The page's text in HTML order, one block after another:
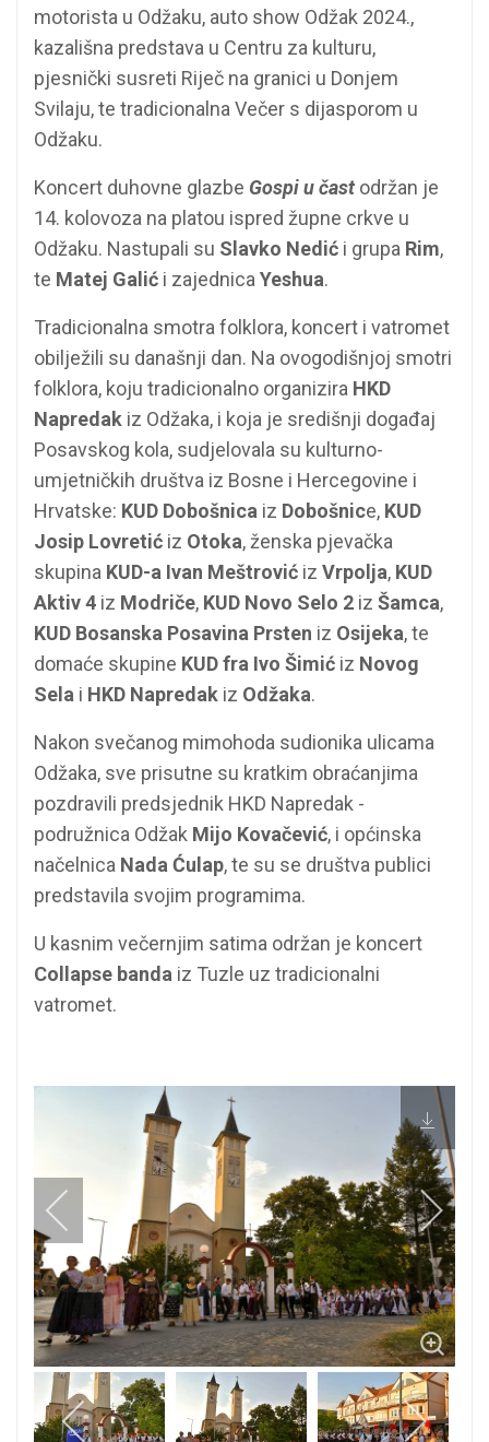
motorista u Odžaku, auto show Odžak 2024.,
kazališna predstava u Centru za kulturu,
pjesnički susreti Riječ na granici u Donjem
Svilaju, te tradicionalna Večer s dijasporom u
Odžaku.
Koncert duhovne glazbe Gospi u čast održan je
14. kolovoza na platou ispred župne crkve u
Odžaku. Nastupali su Slavko Nedić i grupa Rim,
te Matej Galić i zajednicaYeshua.
Tradicionalna smotra folklora, koncert i vatromet
obilježili su današnji dan. Na ovogodišnjoj smotri
folklora, koju tradicionalno organizira HKD
Napredak iz Odžaka, i koja je središnji događaj
Posavskog kola, sudjelovala su kulturno-
umjetničkih društva iz Bosne i Hercegovine i
Hrvatske: KUD Dobošnica iz Dobošnice, KUD
Josip Lovretić iz Otoka, ženska pjevačka
skupina KUD-a Ivan Meštrović iz Vrpolja, KUD
Aktiv 4 iz Modriče, KUD Novo Selo 2 iz Šamca,
KUD Bosanska Posavina Prsten iz Osijeka, te
domaće skupine KUD fra Ivo Šimić iz Novog
Sela i HKD Napredak iz Odžaka.
Nakon svečanog mimohoda sudionika ulicama
Odžaka, sve prisutne su kratkim obraćanjima
pozdravili predsjednik HKD Napredak -
podružnica Odžak Mijo Kovačević, i općinska
načelnica Nada Ćulap, te su se društva publici
predstavila svojim programima.
U kasnim večernjim satima održan je koncert
Collapse banda iz Tuzle uz tradicionalni
vatromet.